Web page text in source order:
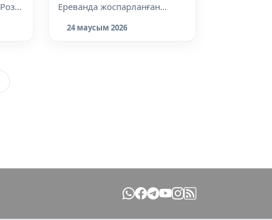
Ереванда жоспарланған
білдірушілер кө...
24 маусым 2026